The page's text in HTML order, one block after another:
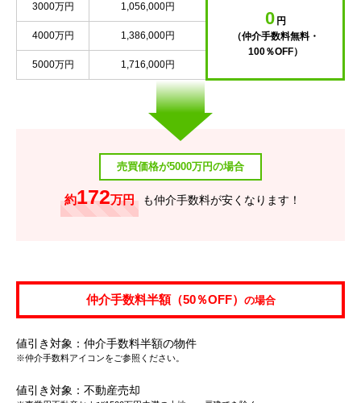
3000万円 1,056,000円
0 円
（仲介手数料無料・
100％OFF）
4000万円 1,386,000円
5000万円 1,716,000円
売買価格が5000万円の場合
約172万円 も仲介手数料が安くなります！
仲介手数料半額（50％OFF） の場合
値引き対象：仲介手数料半額の物件
※仲介手数料アイコンをご参照ください。
値引き対象：不動産売却